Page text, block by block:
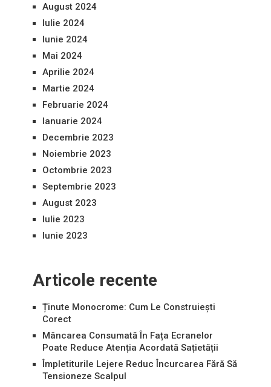
August 2024
Iulie 2024
Iunie 2024
Mai 2024
Aprilie 2024
Martie 2024
Februarie 2024
Ianuarie 2024
Decembrie 2023
Noiembrie 2023
Octombrie 2023
Septembrie 2023
August 2023
Iulie 2023
Iunie 2023
Articole recente
Ținute Monocrome: Cum Le Construiești
Corect
Mâncarea Consumată În Fața Ecranelor
Poate Reduce Atenția Acordată Sațietății
Împletiturile Lejere Reduc Încurcarea Fără Să
Tensioneze Scalpul